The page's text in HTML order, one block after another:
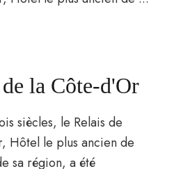
la Côte-d'Or
siècles, le Relais de
Hôtel le plus ancien de
sa région, a été